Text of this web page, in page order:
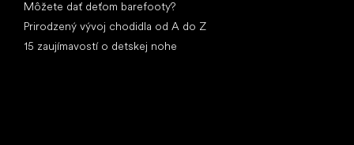
Môžete dať deťom barefooty?
Prirodzený vývoj chodidla od A do Z
15 zaujímavostí o detskej nohe